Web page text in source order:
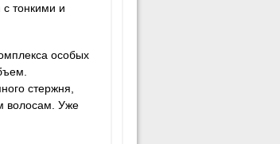
тонкими и
особых
стержня,
волосам. Уже